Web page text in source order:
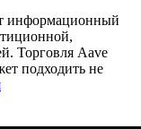
информационный
Торговля Aave
подходить не